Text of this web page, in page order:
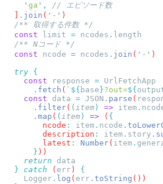
    '
ga ' ,
. join ( ' - '
  const
limit = ncodes .
  const
ncode = ncodes . join ( ' - '
  try
    const
response =
      .
fetch ( `${ base }?out=${
    const
data = JSON . parse (
      .
filter( ( item ) => item .
      .
map ( ( item ) => (
        ncode
: item . ncode .
        description
: item . story .
        latest
: Number( item .
      }
    return
  }
catch ( err )
    Logger
. log ( err . toString